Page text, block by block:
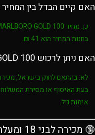
האם קיים הבדל בין
כן. מחירGOLD 100
בחנות המחיר הוא 41 ₪
.
האם ניתן לרכוש MARLBORO GOLD 100 מתחת לגיל 18?
לא. בהתאם לחוק בישראל,
בעת האיסוף או מסירת
אימות גיל.
🔞 מכירה לבני 18 ומעלה בלבד